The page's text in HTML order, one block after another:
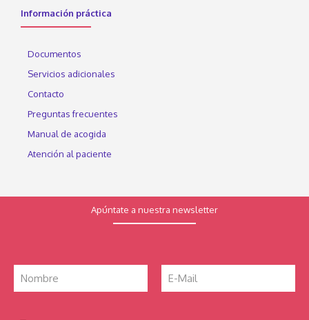
Información práctica
Documentos
Servicios adicionales
Contacto
Preguntas frecuentes
Manual de acogida
Atención al paciente
Apúntate a nuestra newsletter